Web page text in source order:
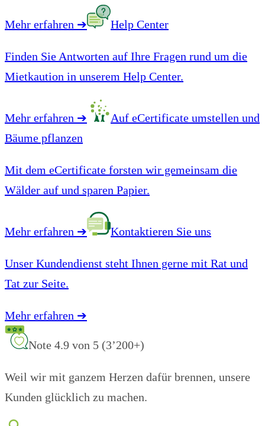
Mehr erfahren ➔ Help Center
Finden Sie Antworten auf Ihre Fragen rund um die
Mietkaution in unserem Help Center.
Mehr erfahren ➔
Auf eCertificate umstellen und
Bäume pflanzen
Mit dem eCertificate forsten wir gemeinsam die
Wälder auf und sparen Papier.
Mehr erfahren ➔ Kontaktieren Sie uns
Unser Kundendienst steht Ihnen gerne mit Rat und
Tat zur Seite.
Mehr erfahren ➔
Note 4.9 von 5 (3’200+)
Weil wir mit ganzem Herzen dafür brennen, unsere
Kunden glücklich zu machen.